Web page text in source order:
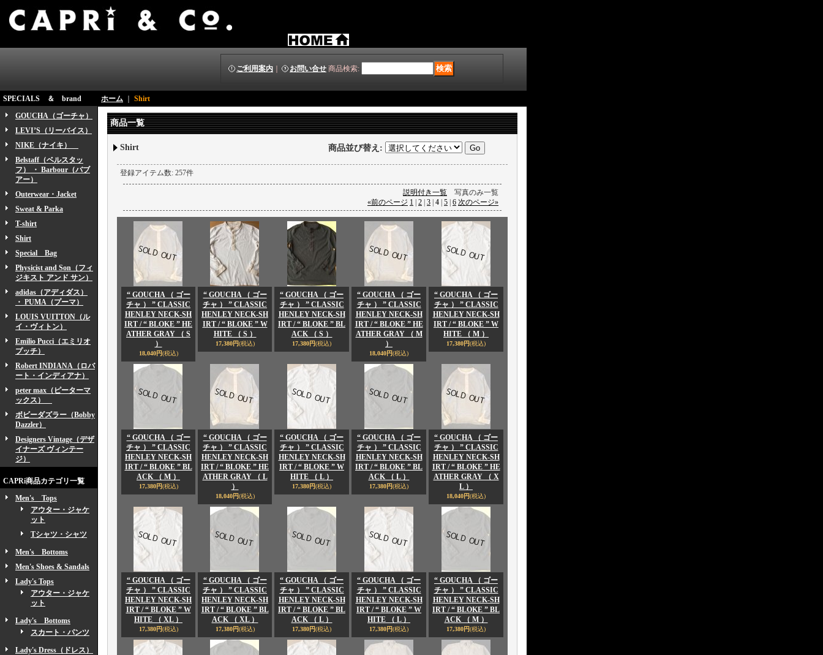
ご利用案内 お問い合せ 商品検索:
SPECIALS ＆ brand
GOUCHA（ゴーチャ）
LEVI’S（リーバイス）
NIKE（ナイキ）
Belstaff（ベルスタッ
フ） ・ Barbour（バブ
アー）
Outerwear・Jacket
Sweat & Parka
T-shirt
Shirt
Special Bag
Physicist and Son（フィ
ジキスト アンド サン）
adidas（アディダス）
・ PUMA（プーマ）
LOUIS VUITTON（ル
イ・ヴィトン）
Emilio Pucci（エミリオ
プッチ）
Robert INDIANA（ロバ
ート・インディアナ）
peter max（ピーターマ
ックス）
ボビーダズラー（Bobby
Dazzler）
Designers Vintage（デザ
イナーズ ヴィンテー
ジ）
CAPRi商品カテゴリ一覧
Men's Tops
アウター・ジャケ
ット
Tシャツ・シャツ
Men's Bottoms
Men's Shoes & Sandals
Lady's Tops
アウター・ジャケ
ット
Lady's Bottoms
スカート・パンツ
Lady's Dress（ドレス）
ホーム Shirt
商品一覧
Shirt 商品並び替え :
登録アイテム数: 257件
説明付き一覧 写真のみ一覧
«前のページ 1 2 3 4 5 6 次のページ»
“ GOUCHA （ ゴー
チャ ） ” CLASSIC
HENLEY NECK-SH
IRT / “ BLOKE ” HE
ATHER GRAY （ S
）
18,040円(税込)
“ GOUCHA （ ゴー
チャ ） ” CLASSIC
HENLEY NECK-SH
IRT / “ BLOKE ” W
HITE （ S ）
17,380円(税込)
“ GOUCHA （ ゴー
チャ ） ” CLASSIC
HENLEY NECK-SH
IRT / “ BLOKE ” BL
ACK （ S ）
17,380円(税込)
“ GOUCHA （ ゴー
チャ ） ” CLASSIC
HENLEY NECK-SH
IRT / “ BLOKE ” HE
ATHER GRAY （ M
）
18,040円(税込)
“ GOUCHA （ ゴー
チャ ） ” CLASSIC
HENLEY NECK-SH
IRT / “ BLOKE ” W
HITE （ M ）
17,380円(税込)
“ GOUCHA （ ゴー
チャ ） ” CLASSIC
HENLEY NECK-SH
IRT / “ BLOKE ” BL
ACK （ M ）
17,380円(税込)
“ GOUCHA （ ゴー
チャ ） ” CLASSIC
HENLEY NECK-SH
IRT / “ BLOKE ” HE
ATHER GRAY （ L
）
18,040円(税込)
“ GOUCHA （ ゴー
チャ ） ” CLASSIC
HENLEY NECK-SH
IRT / “ BLOKE ” W
HITE （ L ）
17,380円(税込)
“ GOUCHA （ ゴー
チャ ） ” CLASSIC
HENLEY NECK-SH
IRT / “ BLOKE ” BL
ACK （ L ）
17,380円(税込)
“ GOUCHA （ ゴー
チャ ） ” CLASSIC
HENLEY NECK-SH
IRT / “ BLOKE ” HE
ATHER GRAY （ X
L ）
18,040円(税込)
“ GOUCHA （ ゴー
チャ ） ” CLASSIC
HENLEY NECK-SH
IRT / “ BLOKE ” W
HITE （ XL ）
17,380円(税込)
“ GOUCHA （ ゴー
チャ ） ” CLASSIC
HENLEY NECK-SH
IRT / “ BLOKE ” BL
ACK （ XL ）
17,380円(税込)
“ GOUCHA （ ゴー
チャ ） ” CLASSIC
HENLEY NECK-SH
IRT / “ BLOKE ” BL
ACK （ L ）
17,380円(税込)
“ GOUCHA （ ゴー
チャ ） ” CLASSIC
HENLEY NECK-SH
IRT / “ BLOKE ” W
HITE （ L ）
17,380円(税込)
“ GOUCHA （ ゴー
チャ ） ” CLASSIC
HENLEY NECK-SH
IRT / “ BLOKE ” BL
ACK （ M ）
17,380円(税込)